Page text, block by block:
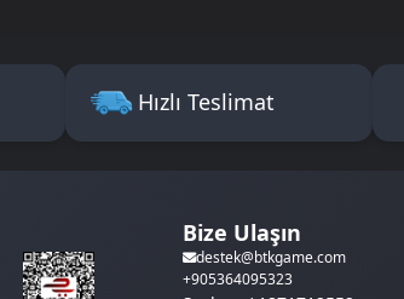
Hızlı Teslimat
Bize Ulaşın
destek@btkgame.com
+905364095323